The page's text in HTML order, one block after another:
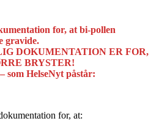
for, at bi-pollen
gravide.
DOKUMENTATION ER FOR,
BRYSTER!
som HelseNyt påstår:
for, at: